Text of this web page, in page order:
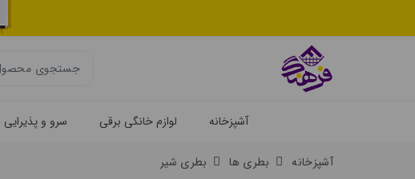
آشپزخانه لوازم خانگی برقی سرو و پذیرایی
آشپزخانه بطری ها بطری شیر